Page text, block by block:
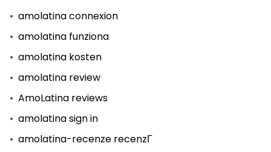
amolatina connexion
amolatina funziona
amolatina kosten
amolatina review
AmoLatina reviews
amolatina sign in
amolatina-recenze recenzГ­